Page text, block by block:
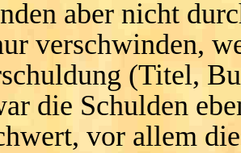
aber nicht
verschwinden,
(Titel,
die Schulden
vor allem